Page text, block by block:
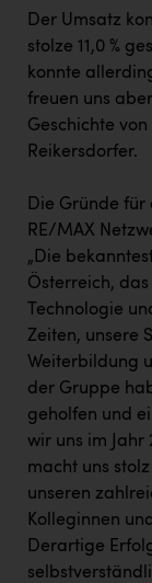
Der Umsatz
stolze 11,0 %
konnte
freuen uns
Geschichte
Reikersdorfer.
Die Gründe
RE/MAX
„Die
Österreich,
Technologie
Zeiten, unsere
Weiterbildung
der Gruppe
geholfen und
wir uns im Jahr
macht uns
unseren
Kolleginnen
Derartige